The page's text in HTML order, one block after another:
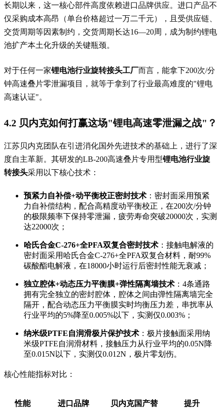
长期以来，这一核心部件高度依赖进口品牌供应。进口产品不
仅采购成本高昂（单台价格超过一万二千元），且受供应链、
交货周期等因素制约，交货周期长达16—20周，成为制约锂电
池扩产本土化升级的关键瓶颈。
对于任何一家锂电池行业旋转接头工厂而言，能拿下200次/分
钟高速叠片零泄漏项目，就等于拿到了行业最高难度的"锂电
高速认证"。
4.2 贝内克如何打赢这场"锂电高速零泄漏之战"？
江苏贝内克团队在引进消化国外先进技术的基础上，进行了深
度自主革新。其研发的LB-200高速叠片专用型锂电池行业旋
转接头采用以下核心技术：
预紧力自补偿+动平衡校正密封技术 ：密封面采用预紧
力自补偿结构，配合高精度动平衡校正，在200次/分钟
的极限频率下保持零泄漏，疲劳寿命突破20000次，实测
达22000次；
哈氏合金C-276+全PFA双复合密封技术 ：接触电解液的
密封面采用哈氏合金C-276+全PFA双复合材料，耐99%
碳酸酯电解液，在18000小时运行后密封性能无衰减；
独立腔体+动态压力平衡膜+弹性隔离墙技术 ：4条通路
拥有完全独立的密封腔体，腔体之间由弹性隔离墙完全
隔开，配合动态压力平衡膜实时均衡压力差，串扰率从
行业平均的5%降至0.005%以下，实测仅0.003%；
纳米级PTFE自润滑极片保护技术 ：极片接触面采用纳
米级PTFE自润滑材料，接触压力从行业平均的0.05N降
至0.015N以下，实测仅0.012N，极片零划伤。
核心性能指标对比：
性能
进口品牌
贝内克国产替
提升